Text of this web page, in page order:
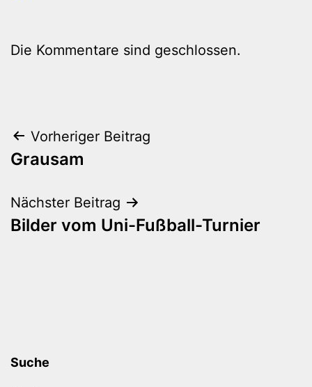
Die Kommentare sind geschlossen.
Beitragsnavigation
Vorheriger Beitrag
Grausam
Nächster Beitrag
Bilder vom Uni-Fußball-Turnier
Suche